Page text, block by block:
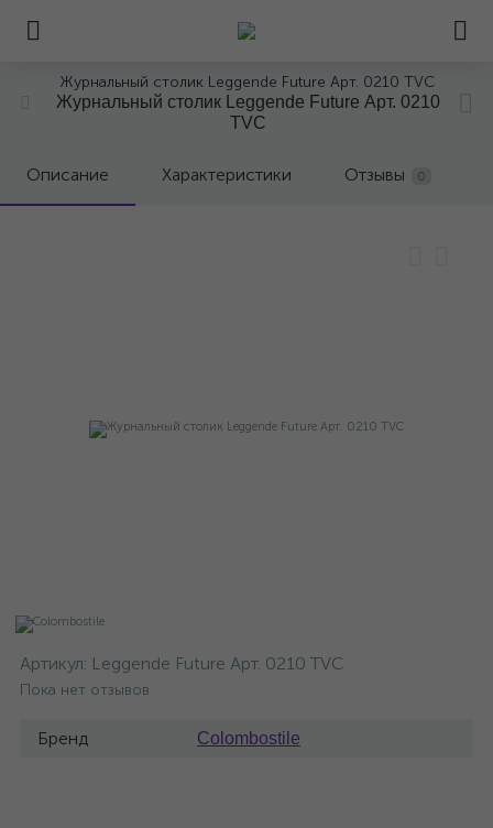
Журнальный столик Leggende Future Арт. 0210 TVC
Журнальный столик Leggende Future Арт. 0210
TVC
Описание Характеристики Отзывы 0
Артикул: Leggende Future Арт. 0210 TVC
Пока нет отзывов
Бренд Colombostile